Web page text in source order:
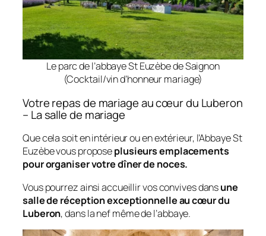
Le parc de l’abbaye St Euzèbe de Saignon
(Cocktail/vin d’honneur mariage)
Votre repas de mariage au cœur du Luberon
– La salle de mariage
Que cela soit en intérieur ou en extérieur, l’Abbaye St
Euzèbe vous proposeplusieurs emplacements
pour organiser votre dîner de noces.
Vous pourrez ainsi accueillir vos convives dansune
salle de réception exceptionnelle au cœur du
Luberon, dans la nef même de l’abbaye.